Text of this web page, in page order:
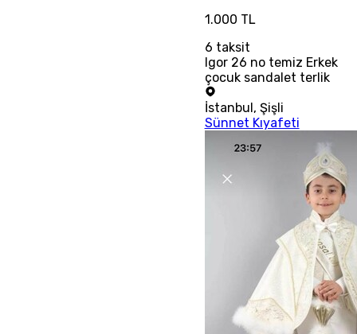
1.000 TL
6 taksit
Igor 26 no temiz Erkek
çocuk sandalet terlik
İstanbul, Şişli
Sünnet Kıyafeti